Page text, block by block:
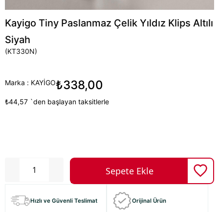
Kayigo Tiny Paslanmaz Çelik Yıldız Klips Altılı
Siyah
(KT330N)
Marka : KAYİGO₺338,00
₺44,57 `den başlayan taksitlerle
Hızlı ve Güvenli Teslimat Orijinal Ürün